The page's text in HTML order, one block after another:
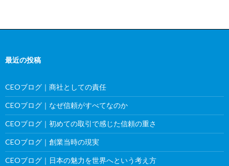
最近の投稿
CEOブログ｜商社としての責任
CEOブログ｜なぜ信頼がすべてなのか
CEOブログ｜初めての取引で感じた信頼の重さ
CEOブログ｜創業当時の現実
CEOブログ｜日本の魅力を世界へという考え方